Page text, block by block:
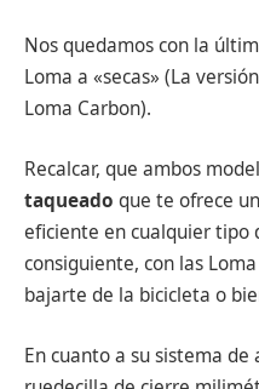
Nos quedamos con la
Loma a «secas» (La
Loma Carbon).
Recalcar, que ambos
taqueado que te ofrece
eficiente en cualquier tipo
consiguiente, con las
bajarte de la bicicleta o
En cuanto a su sistema